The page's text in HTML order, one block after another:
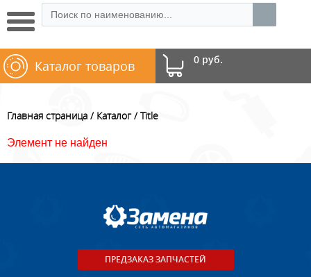
0 руб.
Каталог товаров
Главная страница Каталог Title
Элемент не найден
ПРЕДЗАКАЗ ЗАПЧАСТЕЙ